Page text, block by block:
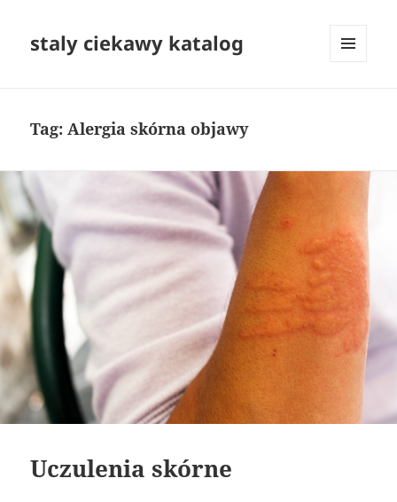
staly ciekawy katalog
Tag:Alergia skórna objawy
Uczulenia skórne